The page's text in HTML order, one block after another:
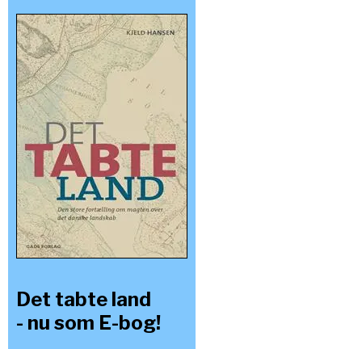
Det tabte land
- nu som E-bog!